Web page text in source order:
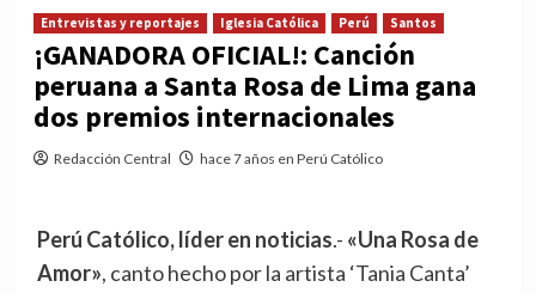
Entrevistas y reportajes Iglesia Católica Perú Santos
¡GANADORA OFICIAL!: Canción
peruana a Santa Rosa de Lima gana
dos premios internacionales
Redacción Central hace 7 años en Perú Católico
Perú Católico, líder en noticias.- «Una Rosa de
Amor», canto hecho por la artista ‘Tania Canta’